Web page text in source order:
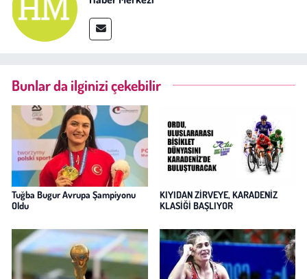
Bunlar da ilginizi çekebilir
Tuğba Bugur Avrupa Şampiyonu
Oldu
KIYIDAN ZİRVEYE, KARADENİZ
KLASİĞİ BAŞLIYOR